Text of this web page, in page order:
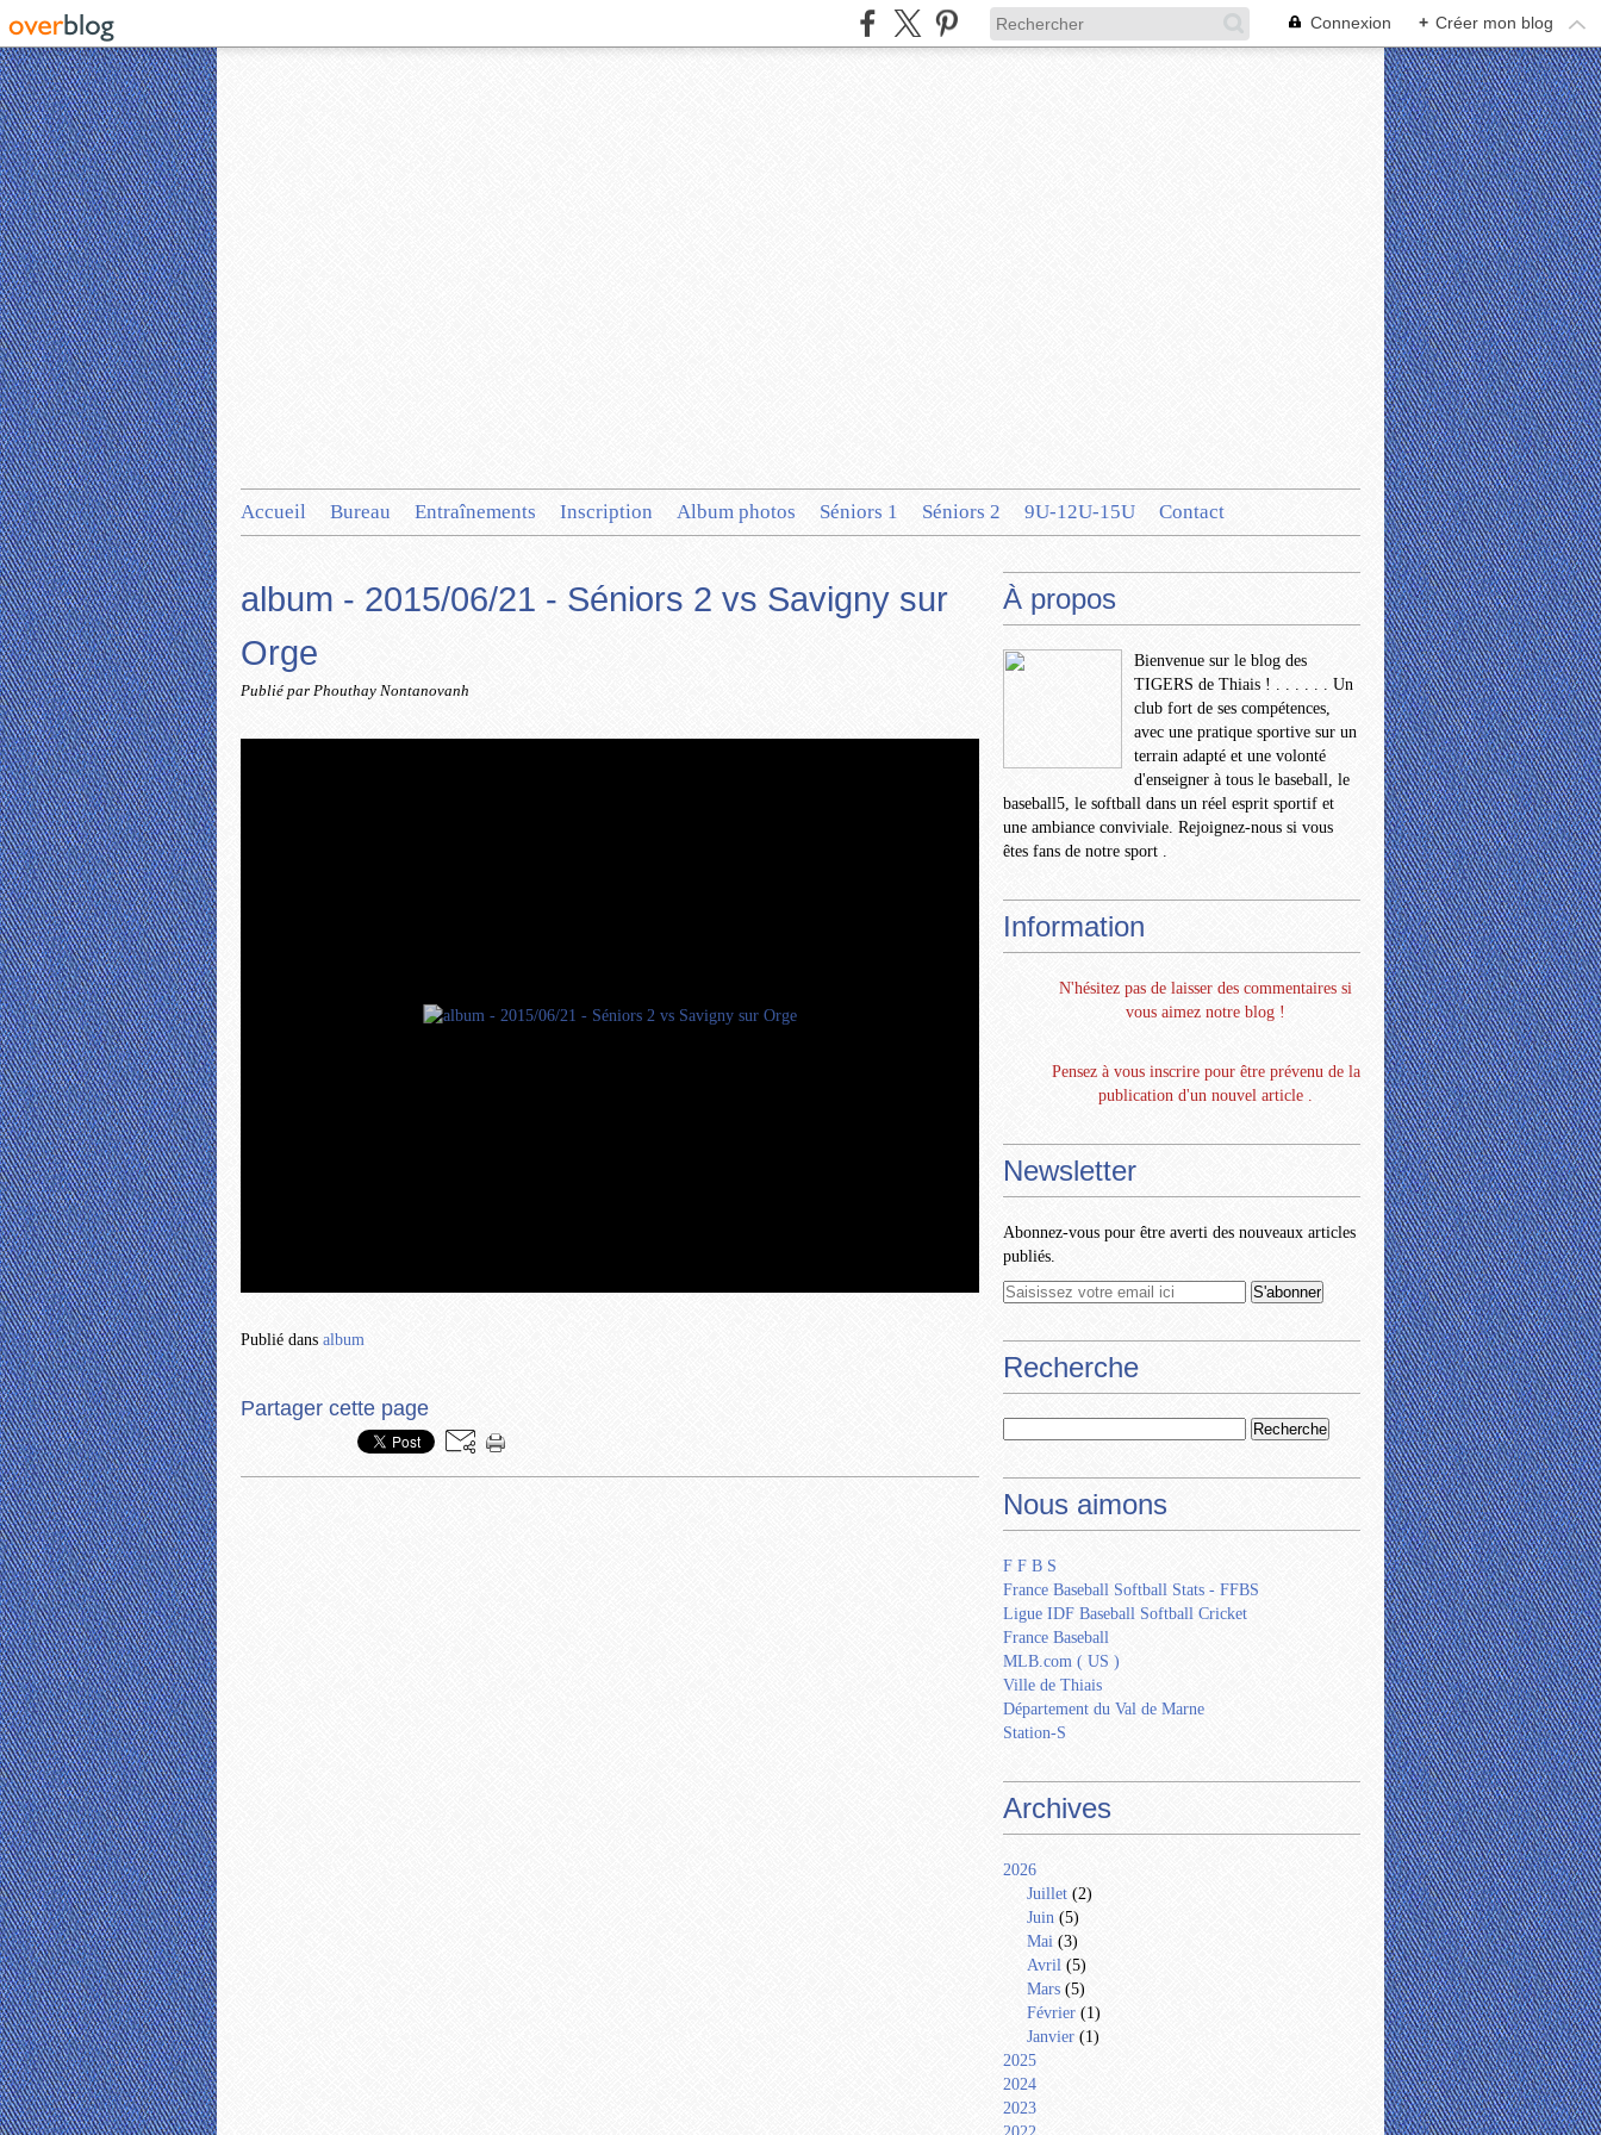
Connexion + Créer mon blog
Accueil Bureau Entraînements Inscription Album photos Séniors 1 Séniors 2 9U-12U-15U Contact
album - 2015/06/21 - Séniors 2 vs Savigny sur
Orge
Publié par Phouthay Nontanovanh
Publié dans album
Partager cette page
À propos
Bienvenue sur le blog des
TIGERS de Thiais ! . . . . . . Un
club fort de ses compétences,
avec une pratique sportive sur un
terrain adapté et une volonté
d'enseigner à tous le baseball, le
baseball5, le softball dans un réel esprit sportif et
une ambiance conviviale. Rejoignez-nous si vous
êtes fans de notre sport .
Information
N'hésitez pas de laisser des commentaires si
vous aimez notre blog !
Pensez à vous inscrire pour être prévenu de la
publication d'un nouvel article .
Newsletter
Abonnez-vous pour être averti des nouveaux articles
publiés.
Recherche
Nous aimons
F F B S
France Baseball Softball Stats - FFBS
Ligue IDF Baseball Softball Cricket
France Baseball
MLB.com ( US )
Ville de Thiais
Département du Val de Marne
Station-S
Archives
2026
Juillet (2)
Juin (5)
Mai (3)
Avril (5)
Mars (5)
Février (1)
Janvier (1)
2025
2024
2023